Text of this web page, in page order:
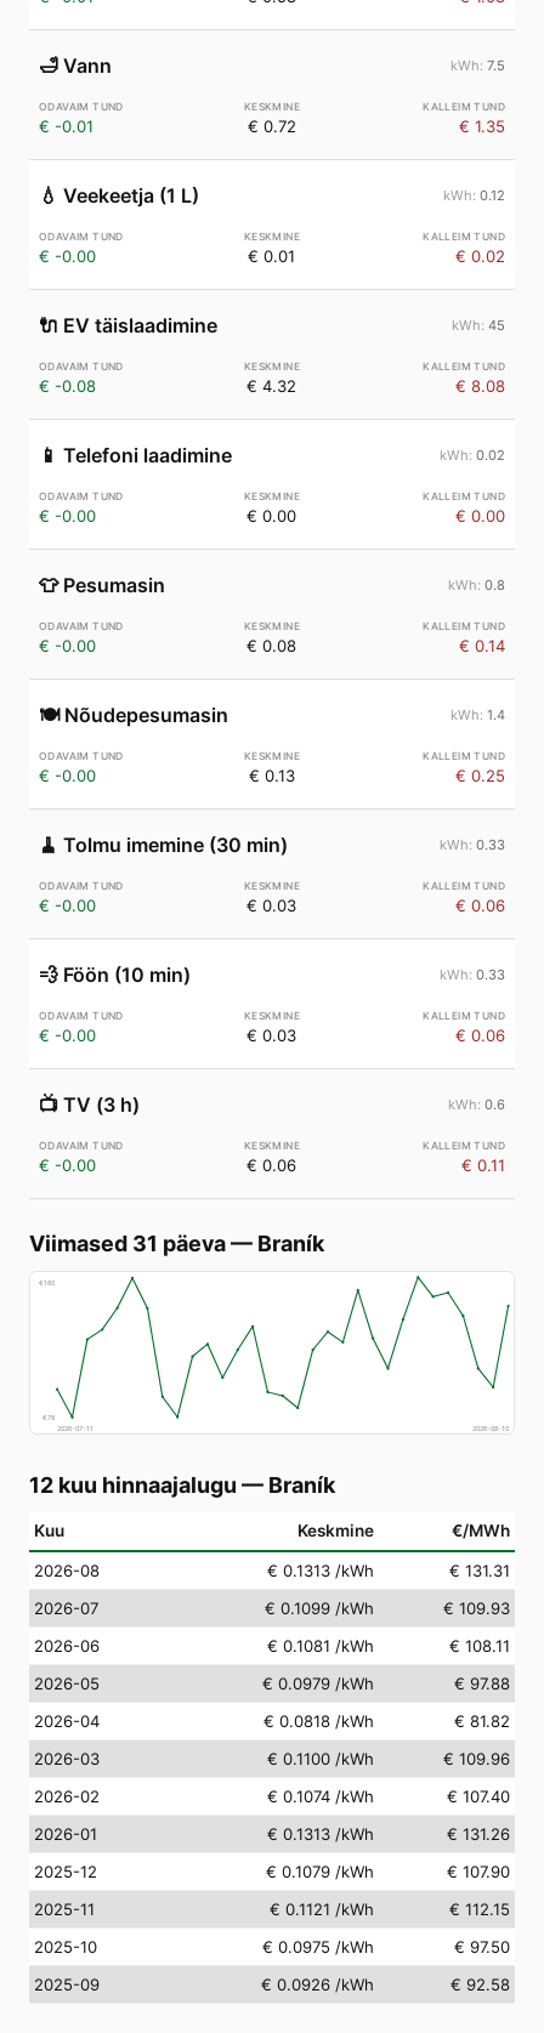
🛁 Vann 7.5
€ -0.01 € 0.72 € 1.35
💧 Veekeetja (1 L) 0.12
€ -0.00 € 0.01 € 0.02
🔌 EV täislaadimine 45
€ -0.08 € 4.32 € 8.08
📱 Telefoni laadimine 0.02
€ -0.00 € 0.00 € 0.00
👕 Pesumasin 0.8
€ -0.00 € 0.08 € 0.14
🍽️ Nõudepesumasin 1.4
€ -0.00 € 0.13 € 0.25
🧹 Tolmu imemine (30 min) 0.33
€ -0.00 € 0.03 € 0.06
💨 Föön (10 min) 0.33
€ -0.00 € 0.03 € 0.06
📺 TV (3 h) 0.6
€ -0.00 € 0.06 € 0.11
Viimased 31 päeva— Braník
€160
€78
2026-07-11
2026-08-10
12 kuu hinnaajalugu — Braník
Kuu Keskmine €/MWh
2026-08 € 0.1313 /kWh
€ 131.31
2026-07
€ 0.1099 /kWh
€ 109.93
2026-06
€ 0.1081 /kWh
€ 108.11
2026-05
€ 0.0979 /kWh
€ 97.88
2026-04
€ 0.0818 /kWh
€ 81.82
2026-03
€ 0.1100 /kWh
€ 109.96
2026-02
€ 0.1074 /kWh
€ 107.40
2026-01
€ 0.1313 /kWh
€ 131.26
2025-12
€ 0.1079 /kWh
€ 107.90
2025-11
€ 0.1121 /kWh
€ 112.15
2025-10
€ 0.0975 /kWh
€ 97.50
2025-09
€ 0.0926 /kWh € 92.58